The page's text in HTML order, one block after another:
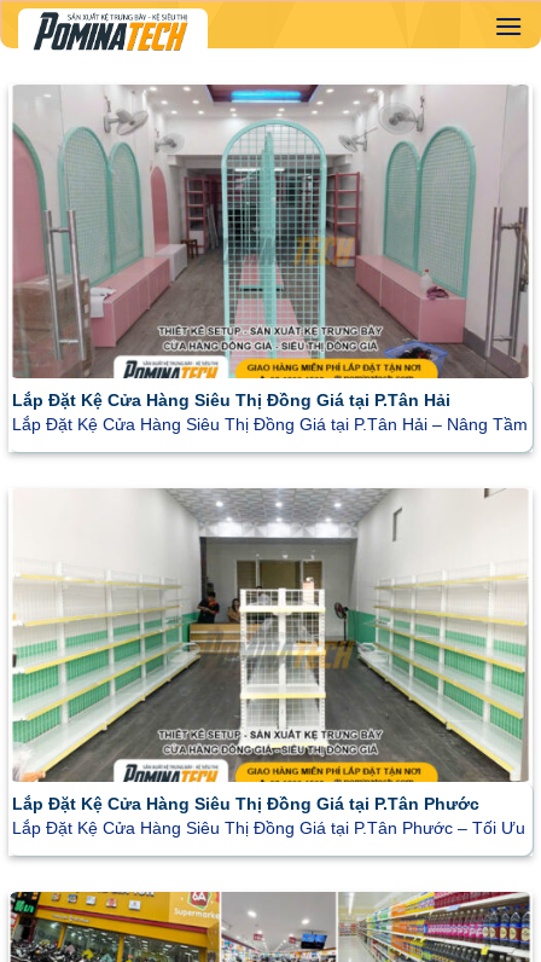
Skip
to
Lắp Đặt Kệ Cửa Hàng Siêu Thị Đồng Giá tại P.Tân Hải
Lắp Đặt Kệ Cửa Hàng Siêu Thị Đồng Giá tại P.Tân Hải – Nâng Tầm
Lắp Đặt Kệ Cửa Hàng Siêu Thị Đồng Giá tại P.Tân Phước
Lắp Đặt Kệ Cửa Hàng Siêu Thị Đồng Giá tại P.Tân Phước – Tối Ưu